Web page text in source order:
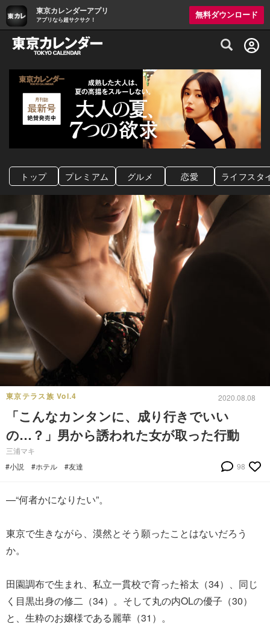
東京カレンダーアプリ
アプリなら超サクサク！
無料ダウンロード
グルメ情報・プレミアムレストラン予約
トップ プレミアム グルメ 恋愛 ライフスタ
東京テラス族 Vol.4 2020.08.08
「こんなカンタンに、成り行きでいい
の…？」男から誘われた女が取った行動
三浦マキ
#小説
#ホテル #友達 98
—“何者かになりたい”。
東京で生きながら、漠然とそう願ったことはないだろう
か。
田園調布で生まれ、私立一貫校で育った裕太（34）、同じ
く目黒出身の修二（34）。そして丸の内OLの優子（30）
と、生粋のお嬢様である麗華（31）。